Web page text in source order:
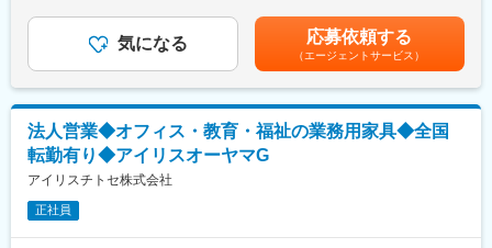
物流部、工事店など社内外の関係者と連携して案件を進め、代理
店や商社への商品紹介や提案サポートも担当します。
く提案。空間設計やトータルコーディネートにも携わり、顧客課
題に応じて最適なソリューションを提供します。
■組織構成
営業部門はエリアごとに構成され、若手からベテランまで幅広い
社員がチームで協力しながら案件を推進します。
ます。月給(月額)は固定手当を含めた表記です。
気になる 応募依頼する
（エージェントサービス）
法人営業◆オフィス・教育・福祉の業務用家具◆全国
転勤有り◆アイリスオーヤマG
アイリスチトセ株式会社
正社員